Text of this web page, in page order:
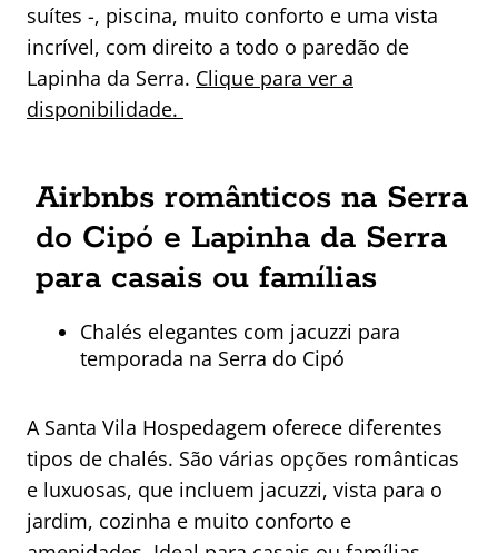
suítes -, piscina, muito conforto e uma vista
incrível, com direito a todo o paredão de
Lapinha da Serra. Clique para ver a
disponibilidade.
Airbnbs românticos na Serra
do Cipó e Lapinha da Serra
para casais ou famílias
Chalés elegantes com jacuzzi para
temporada na Serra do Cipó
A Santa Vila Hospedagem oferece diferentes
tipos de chalés. São várias opções românticas
e luxuosas, que incluem jacuzzi, vista para o
jardim, cozinha e muito conforto e